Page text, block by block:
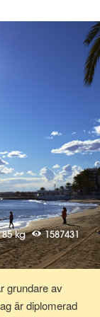
85 kg 1587431
grundare av
är diplomerad